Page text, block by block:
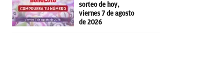
sorteo de hoy,
viernes 7 de agosto
de 2026